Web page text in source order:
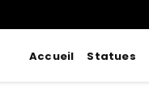
Accueil Statues